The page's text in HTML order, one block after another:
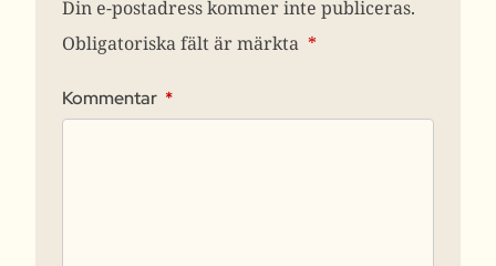
Din e-postadress kommer inte publiceras.
Obligatoriska fält är märkta *
Kommentar *